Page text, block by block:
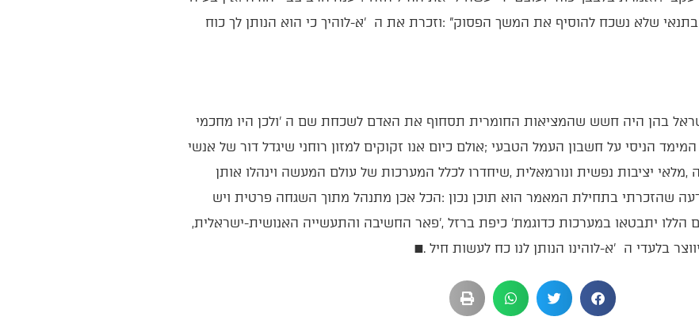
‬צורך‭ ‬לחזור‭ ‬בתשובה‭. ‬אבל‭ ‬הדברים‭ ‬הללו‭ ‬יתבטאו‭ ‬במערכות‭ ‬כדוגמת‭ ‬‮'‬כיפת‭ ‬ברזל‮'‬‭, ‬פאר‭ ‬החשיבה‭ ‬והתעשייה‭ ‬האנושית‭-‬ישראלית‭,
‬א‭-‬לוהינו‭ ‬הנותן‭ ‬לנו‭ ‬כח‭ ‬לעשות‭ ‬חיל‭. ‬ ■